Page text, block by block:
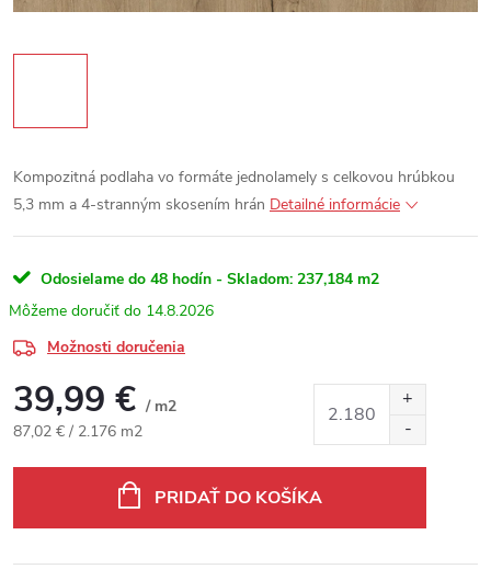
Kompozitná podlaha vo formáte jednolamely s celkovou hrúbkou
5,3 mm a 4-stranným skosením hrán Detailné informácie
Odosielame do 48 hodín - Skladom: 237,184 m2
14.8.2026
Možnosti doručenia
39,99 € / m2
Jednotková cena:
87,02 € / 2.176 m2
PRIDAŤ DO KOŠÍKA